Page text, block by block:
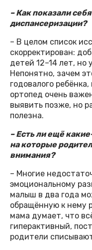
– Как показали
диспансеризации?
– В целом список
скорректирован:
детей 12–14 лет, но
Непонятно, зачем
годовалого
ортопед очень
выявить позже, но
полезна.
– Есть ли ещё
на которые
внимания?
– Многие
эмоциональному
малыш в два года
обращённую к нему
мама думает, что
гиперактивный,
родители